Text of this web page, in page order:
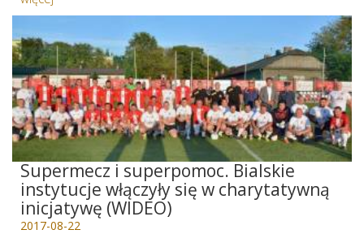
Supermecz i superpomoc. Bialskie
instytucje włączyły się w charytatywną
inicjatywę (WIDEO)
2017-08-22